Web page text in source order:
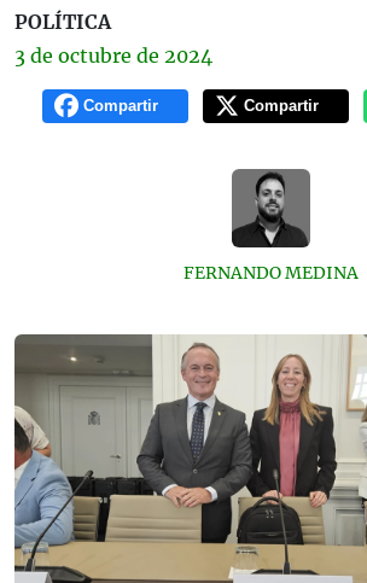
POLÍTICA
3 de octubre de 2024
Compartir Compartir
FERNANDO MEDINA